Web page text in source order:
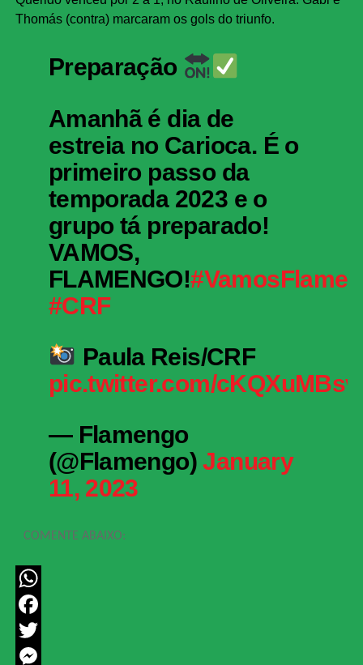
Thomás (contra) marcaram os gols do triunfo.
Preparação
Amanhã é dia de
estreia no Carioca. É o
primeiro passo da
temporada 2023 e o
grupo tá preparado!
VAMOS,
FLAMENGO!
#CRF
Paula Reis/CRF
pic.twitter.com/
— Flamengo
(@Flamengo)January
11, 2023
COMENTE ABAIXO:
WhatsApp
Facebook
Twitter